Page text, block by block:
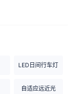
LED日间行车灯
自适应远近光